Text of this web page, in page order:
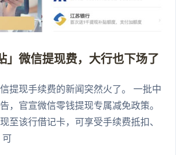
」微信提现费，大行也下场了
提现手续费的新闻突然火了。 一批中
，官宣微信零钱提现专属减免政策。
至该行借记卡，可享受手续费抵扣、
可